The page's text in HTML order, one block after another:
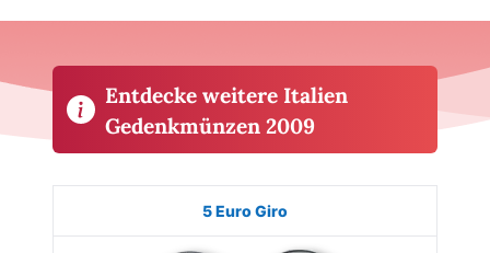
Entdecke weitere Italien
Gedenkmünzen 2009
Ausgabe
5 Euro Giro